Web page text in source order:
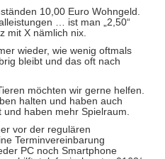
10,00 Euro Wohngeld.
… ist man „2,50“
mit X nämlich nix.
wieder, wie wenig oftmals
bleibt und das oft nach
möchten wir gerne helfen.
halten und haben auch
haben mehr Spielraum.
vor der regulären
Terminvereinbarung
PC noch Smartphone